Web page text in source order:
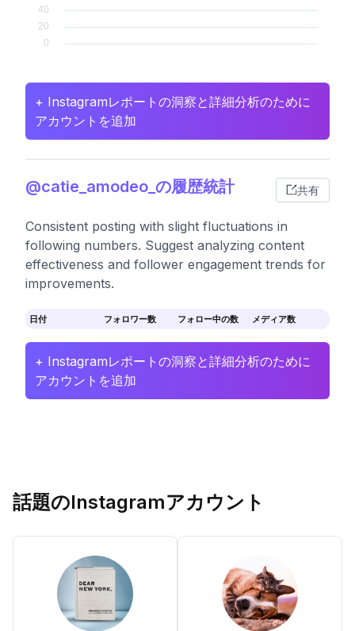
+ Instagramレポートの洞察と詳細分析のために
アカウントを追加
@catie_amodeo_の履歴統計 共有
Consistent posting with slight fluctuations in
following numbers. Suggest analyzing content
effectiveness and follower engagement trends for
improvements.
日付 フォロワー数 フォロー中の数 メディア数
+ Instagramレポートの洞察と詳細分析のために
アカウントを追加
話題のInstagramアカウント